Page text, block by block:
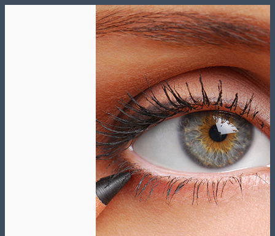
Skip
to
content